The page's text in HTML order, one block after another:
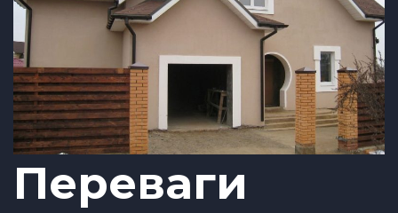
Переваги